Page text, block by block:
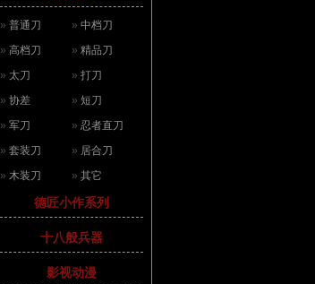
» 普通刀 » 中档刀
» 高档刀 » 精品刀
» 太刀 » 打刀
» 协差 » 短刀
» 军刀 » 忍者直刀
» 套装刀 » 居合刀
» 木装刀 » 其它
德匠小作系列
十八般兵器
影视动漫